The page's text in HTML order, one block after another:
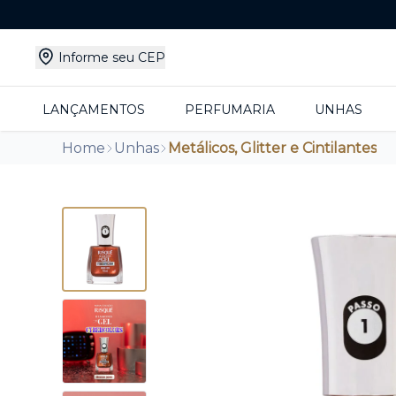
Informe seu CEP
LANÇAMENTOS PERFUMARIA UNHAS
Home Unhas Metálicos, Glitter e Cintilantes